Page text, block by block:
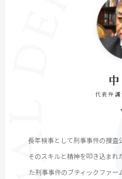
代表弁
長年検事として刑事事件の捜査
そのスキルと精神を叩き込ま
た刑事事件のブティックファ